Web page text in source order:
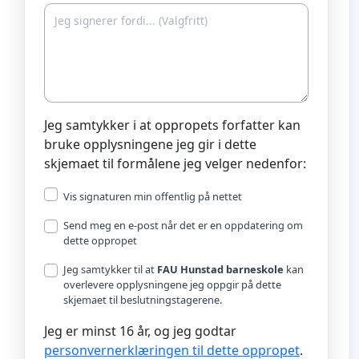
Jeg samtykker i at oppropets forfatter kan
bruke opplysningene jeg gir i dette
skjemaet til formålene jeg velger nedenfor:
Vis signaturen min offentlig på nettet
Send meg en e-post når det er en oppdatering om
dette oppropet
Jeg samtykker til at FAU Hunstad barneskole kan
overlevere opplysningene jeg oppgir på dette
skjemaet til beslutningstagerene.
Jeg er minst 16 år, og jeg godtar
personvernerklæringen til dette oppropet.